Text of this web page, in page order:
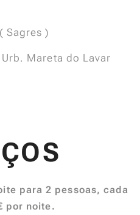
Sagres )
Urb. Mareta do Lavar
para 2 pessoas, cada
por noite.